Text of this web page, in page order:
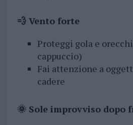
💨 Vento forte
Proteggi gola e
cappuccio)
Fai attenzione a
cadere
🌞 Sole improvviso dopo